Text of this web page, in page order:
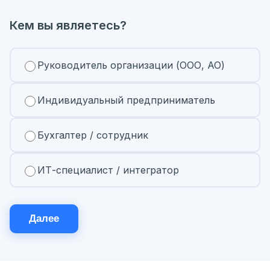
Кем вы являетесь?
Руководитель организации (ООО, АО)
Индивидуальный предприниматель
Бухгалтер / сотрудник
ИТ-специалист / интегратор
Далее